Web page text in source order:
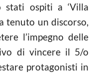
ospiti a ‘Villa
tenuto un discorso,
l’impegno delle
di vincere il 5/o
protagonisti in